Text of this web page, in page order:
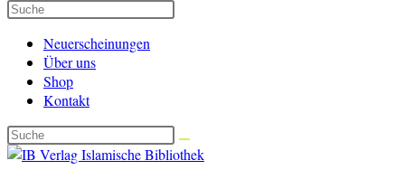
Neuerscheinungen
Über uns
Shop
Kontakt